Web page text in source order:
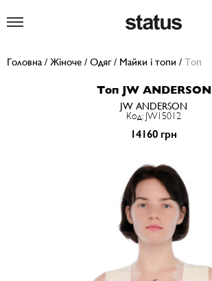
Головна / Жіноче / Одяг/ Майки і топи / Топ
Топ JW ANDERSON
JW ANDERSON
Код: JW15012
14160 грн